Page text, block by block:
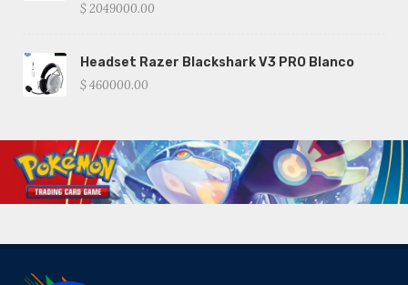
$ 2049000.00
Headset Razer Blackshark V3 PRO Blanco
$ 460000.00